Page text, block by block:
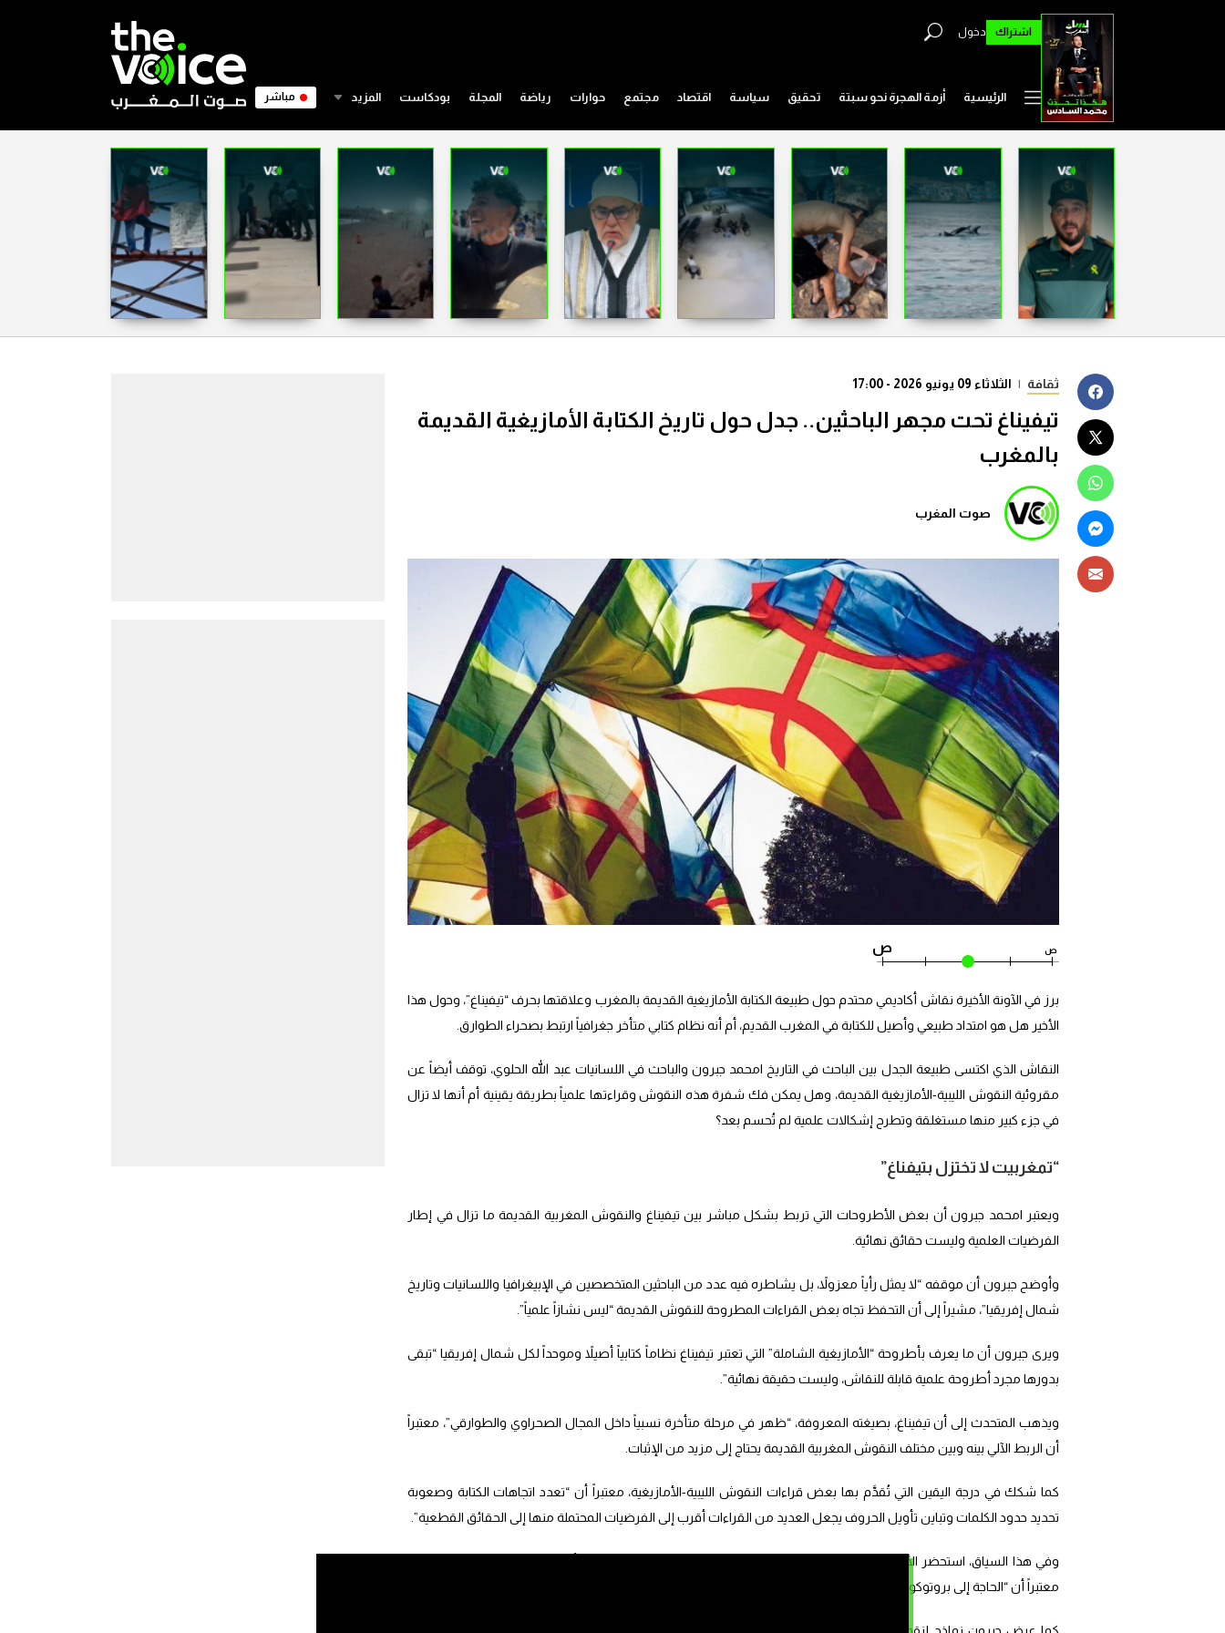
اشتراك دخول
الرئيسية أزمة الهجرة نحو سبتة تحقيق سياسة اقتصاد مجتمع حوارات رياضة المجلة بودكاست المزيد مباشر
ثقافة | الثلاثاء 09 يونيو 2026 - 17:00
تيفيناغ تحت مجهر الباحثين.. جدل حول تاريخ الكتابة الأمازيغية القديمة
بالمغرب
صوت المغرب
ص ص
برز في الآونة الأخيرة نقاش أكاديمي محتدم حول طبيعة الكتابة الأمازيغية القديمة بالمغرب وعلاقتها بحرف “تيفيناغ”، وحول هذا
الأخير هل هو امتداد طبيعي وأصيل للكتابة في المغرب القديم، أم أنه نظام كتابي متأخر جغرافياً ارتبط بصحراء الطوارق.
النقاش الذي اكتسى طبيعة الجدل بين الباحث في التاريخ امحمد جبرون والباحث في اللسانيات عبد الله الحلوي، توقف أيضاً عن
مقروئية النقوش الليبية-الأمازيغية القديمة، وهل يمكن فك شفرة هذه النقوش وقراءتها علمياً بطريقة يقينية أم أنها لا تزال
في جزء كبير منها مستغلقة وتطرح إشكالات علمية لم تُحسم بعد؟
“تمغربيت لا تختزل بتيفناغ”
ويعتبر امحمد جبرون أن بعض الأطروحات التي تربط بشكل مباشر بين تيفيناغ والنقوش المغربية القديمة ما تزال في إطار
الفرضيات العلمية وليست حقائق نهائية.
وأوضح جبرون أن موقفه “لا يمثل رأياً معزولاً، بل يشاطره فيه عدد من الباحثين المتخصصين في الإبيغرافيا واللسانيات وتاريخ
شمال إفريقيا”، مشيراً إلى أن التحفظ تجاه بعض القراءات المطروحة للنقوش القديمة “ليس نشازاً علمياً”.
ويرى جبرون أن ما يعرف بأطروحة “الأمازيغية الشاملة” التي تعتبر تيفيناغ نظاماً كتابياً أصيلاً وموحداً لكل شمال إفريقيا “تبقى
بدورها مجرد أطروحة علمية قابلة للنقاش، وليست حقيقة نهائية”.
ويذهب المتحدث إلى أن تيفيناغ، بصيغته المعروفة، “ظهر في مرحلة متأخرة نسبياً داخل المجال الصحراوي والطوارقي”، معتبراً
أن الربط الآلي بينه وبين مختلف النقوش المغربية القديمة يحتاج إلى مزيد من الإثبات.
كما شكك في درجة اليقين التي تُقدَّم بها بعض قراءات النقوش الليبية-الأمازيغية، معتبراً أن “تعدد اتجاهات الكتابة وصعوبة
تحديد حدود الكلمات وتباين تأويل الحروف يجعل العديد من القراءات أقرب إلى الفرضيات المحتملة منها إلى الحقائق القطعية”.
وفي هذا السياق، استحضر الأكاديمي امحمد جبرون ما وصفه بالصعوبات التي تواجه الباحثين أثناء محاولة فك بعض النقوش،
معتبراً أن “الحاجة إلى بروتوكولات معقدة ومراحل طويلة من التحليل تكشف أن المسألة ما تزال مفتوحة على النقاش العلمي”.